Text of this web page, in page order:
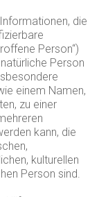
die
Person“)
Person
einem Namen,
zu einer
kann, die
kulturellen
Person sind.